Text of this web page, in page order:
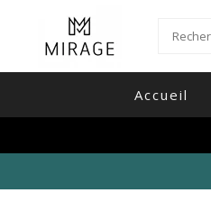
Accueil